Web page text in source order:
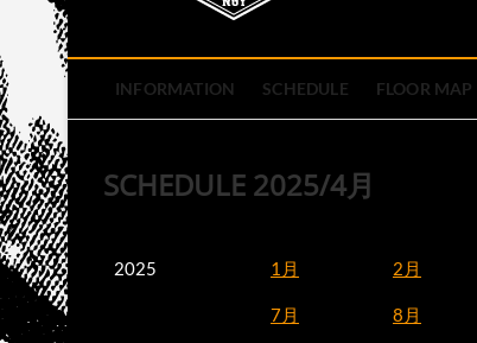
INFORMATION SCHEDULE FLOOR MAP
SCHEDULE 2025/4月
2025 1月 2月
7月 8月